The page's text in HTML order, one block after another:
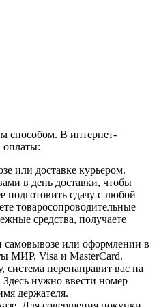
способом. В интернет-
оплаты:
или доставке курьером.
в день доставки, чтобы
подготовить сдачу с любой
товаросопроводительные
средства, получаете
самовывозе или оформлении в
МИР, Visa и MasterCard.
система перенаправит вас на
нужно ввести номер
держателя.